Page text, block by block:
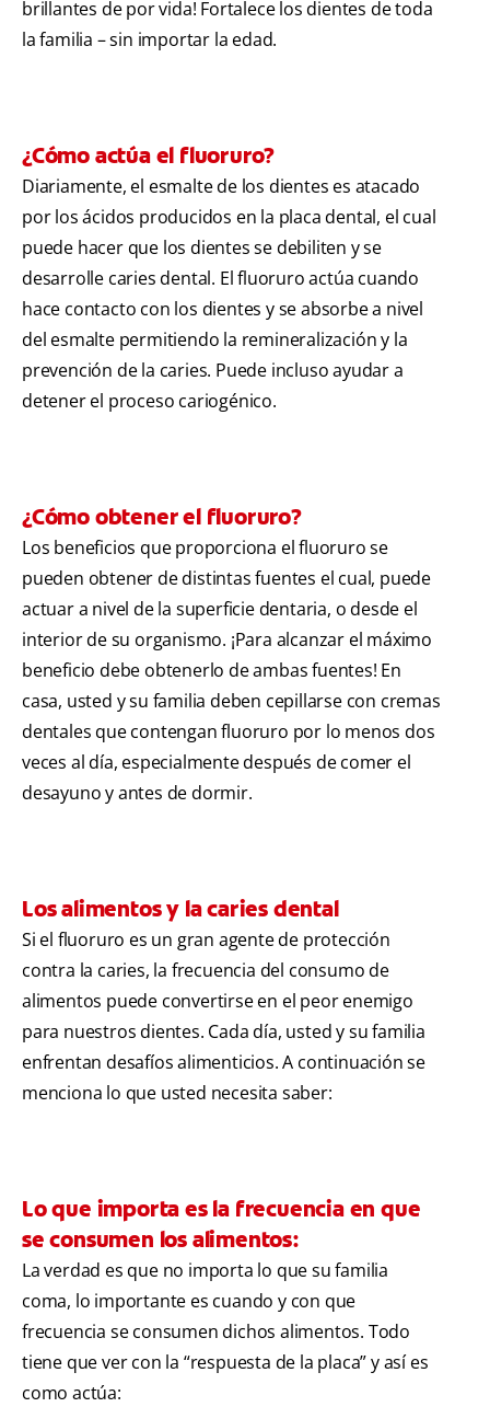
brillantes de por vida! Fortalece los dientes de toda
la familia – sin importar la edad.
¿Cómo actúa el fluoruro?
Diariamente, el esmalte de los dientes es atacado
por los ácidos producidos en la placa dental, el cual
puede hacer que los dientes se debiliten y se
desarrolle caries dental. El fluoruro actúa cuando
hace contacto con los dientes y se absorbe a nivel
del esmalte permitiendo la remineralización y la
prevención de la caries. Puede incluso ayudar a
detener el proceso cariogénico.
¿Cómo obtener el fluoruro?
Los beneficios que proporciona el fluoruro se
pueden obtener de distintas fuentes el cual, puede
actuar a nivel de la superficie dentaria, o desde el
interior de su organismo. ¡Para alcanzar el máximo
beneficio debe obtenerlo de ambas fuentes! En
casa, usted y su familia deben cepillarse con cremas
dentales que contengan fluoruro por lo menos dos
veces al día, especialmente después de comer el
desayuno y antes de dormir.
Los alimentos y la caries dental
Si el fluoruro es un gran agente de protección
contra la caries, la frecuencia del consumo de
alimentos puede convertirse en el peor enemigo
para nuestros dientes. Cada día, usted y su familia
enfrentan desafíos alimenticios. A continuación se
menciona lo que usted necesita saber:
Lo que importa es la frecuencia en que
se consumen los alimentos:
La verdad es que no importa lo que su familia
coma, lo importante es cuando y con que
frecuencia se consumen dichos alimentos. Todo
tiene que ver con la “respuesta de la placa” y así es
como actúa: